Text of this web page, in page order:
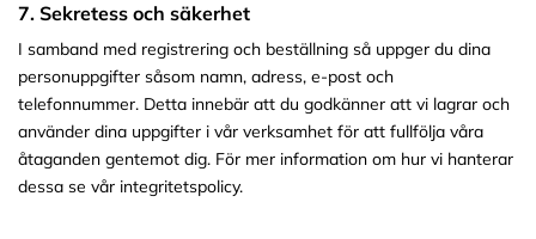
7. Sekretess och säkerhet
I samband med registrering och beställning så uppger du dina
personuppgifter såsom namn, adress, e-post och
telefonnummer. Detta innebär att du godkänner att vi lagrar och
använder dina uppgifter i vår verksamhet för att fullfölja våra
åtaganden gentemot dig. För mer information om hur vi hanterar
dessa se vår integritetspolicy.